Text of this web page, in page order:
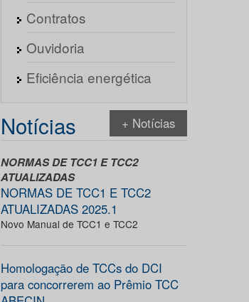
Contratos
Ouvidoria
Eficiência energética
Notícias + Notícias
NORMAS DE TCC1 E TCC2
ATUALIZADAS
NORMAS DE TCC1 E TCC2
ATUALIZADAS 2025.1
Novo Manual de TCC1 e TCC2
Homologação de TCCs do DCI
para concorrerem ao Prêmio TCC